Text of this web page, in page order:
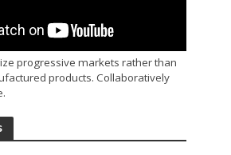
progressive markets rather than
products. Collaboratively